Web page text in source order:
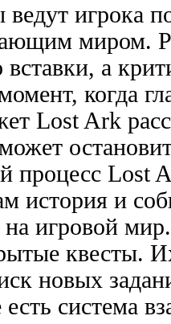
игрока
миром.
а
когда
Lost Ark
процесс Lost
история и
игровой
квесты.
новых
есть система